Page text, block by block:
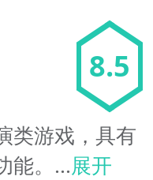
8.5
类游戏，具有
能。...展开